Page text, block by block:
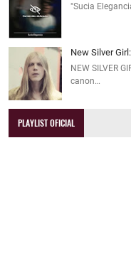
"Sucia
New Silver
NEW SILVER
canon…
PLAYLIST OFICIAL